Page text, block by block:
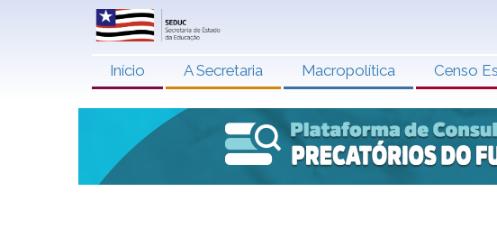
Início A Secretaria Macropolítica Censo